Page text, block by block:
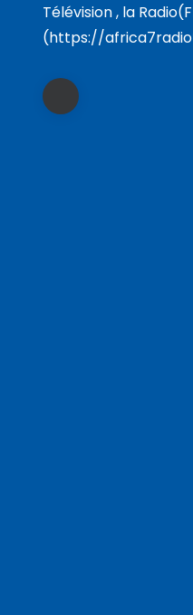
Télévision , la
(https://